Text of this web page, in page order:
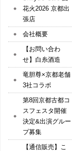
花火2026 京都出
張店
会社概要
【お問い合わ
せ】白糸酒造
竜胆尊×京都老舗
3社コラボ
第8回京都古都コ
スフェスタ開催
決定&出演グルー
プ募集
【通信販売】こ